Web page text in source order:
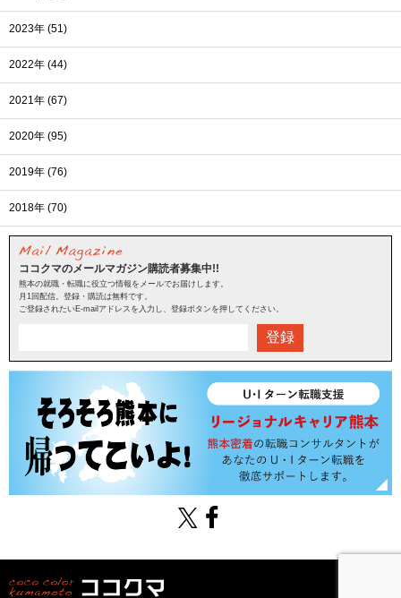
2023年 (51)
2022年 (44)
2021年 (67)
2020年 (95)
2019年 (76)
2018年 (70)
ココクマのメールマガジン購読者募集中!!
熊本の就職・転職に役立つ情報をメールでお届けします。
月1回配信。登録・購読は無料です。
ご登録されたいE-mailアドレスを入力し、登録ボタンを押してください。
登録